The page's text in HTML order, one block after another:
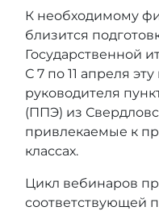
К необходимому
близится
Государственной
С 7 по 11 апреля
руководителя
(ППЭ) из
привлекаемые к
классах.
Цикл вебинаров
соответствующей